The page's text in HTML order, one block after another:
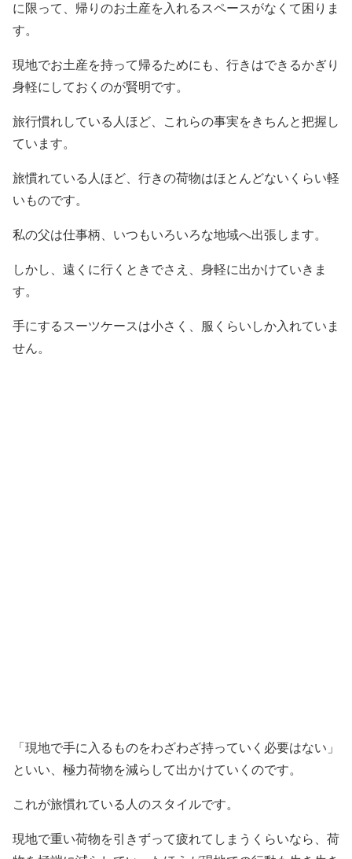
に限って、帰りのお土産を入れるスペースがなくて困りま
す。
現地でお土産を持って帰るためにも、行きはできるかぎり
身軽にしておくのが賢明です。
旅行慣れしている人ほど、これらの事実をきちんと把握し
ています。
旅慣れている人ほど、行きの荷物はほとんどないくらい軽
いものです。
私の父は仕事柄、いつもいろいろな地域へ出張します。
しかし、遠くに行くときでさえ、身軽に出かけていきま
す。
手にするスーツケースは小さく、服くらいしか入れていま
せん。
「現地で手に入るものをわざわざ持っていく必要はない」
といい、極力荷物を減らして出かけていくのです。
これが旅慣れている人のスタイルです。
現地で重い荷物を引きずって疲れてしまうくらいなら、荷